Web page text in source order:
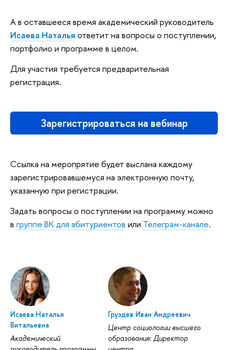
А в оставшееся время академический руководитель
Исаева Наталья ответит на вопросы о поступлении,
портфолио и программе в целом.
Для участия требуется предварительная
регистрация.
Зарегистрироваться на вебинар
Ссылка на меропрятие будет выслана каждому
зарегистрировавшемуся на электронную почту,
указанную при регистрации.
Задать вопросы о поступлении на программу можно
в группе ВК для абитуриентов или Телеграм-канале.
Исаева Наталья
Витальевна
Академический
Груздев Иван Андреевич
Центр социологии высшего
образования: Директор